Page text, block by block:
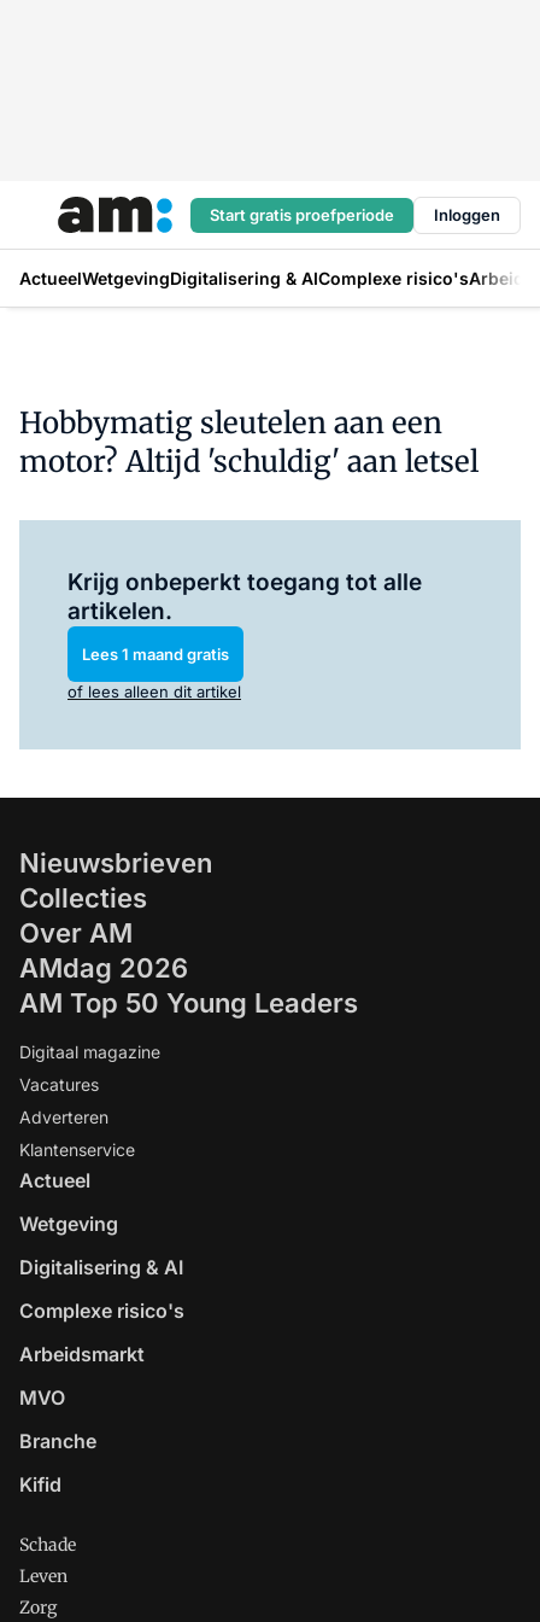
Start gratis proefperiode Inloggen
ActueelWetgevingDigitalisering & AIComplexe risico's
Hobbymatig sleutelen aan een
motor? Altijd 'schuldig' aan letsel
Krijg onbeperkt toegang tot alle
artikelen.
Lees 1 maand gratis
of lees alleen dit artikel
Nieuwsbrieven
Collecties
Over AM
AMdag 2026
AM Top 50 Young Leaders
Digitaal magazine
Vacatures
Adverteren
Klantenservice
Actueel
Wetgeving
Digitalisering & AI
Complexe risico's
Arbeidsmarkt
MVO
Branche
Kifid
Schade
Leven
Zorg